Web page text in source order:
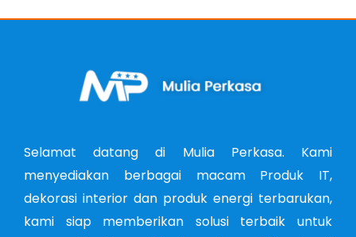
Selamat datang di Mulia Perkasa. Kami
menyediakan berbagai macam Produk IT,
dekorasi interior dan produk energi terbarukan,
kami siap memberikan solusi terbaik untuk